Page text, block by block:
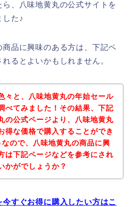
、八味地黄丸の公式サイトを
した♪
品に興味のある方は、下記ペ
るとよいかもしれません。
々と、八味地黄丸の年始セール
べてみました！その結果、下記
の公式ページより、八味地黄丸
得な価格で購入することができ
なので、八味地黄丸の商品に興
は下記ページなどを参考にされ
かがでしょうか？
すぐお得に購入したい方はこ